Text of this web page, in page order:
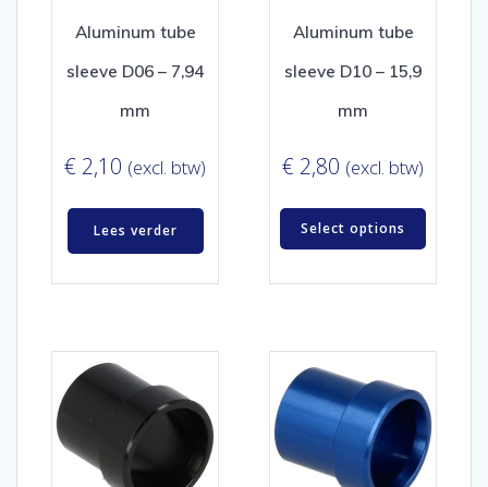
Aluminum tube
sleeve D06 – 7,94
mm
€ 2,10 (excl. btw)
Lees verder
Aluminum tube
sleeve D10 – 15,9
mm
€ 2,80 (excl. btw)
Select options